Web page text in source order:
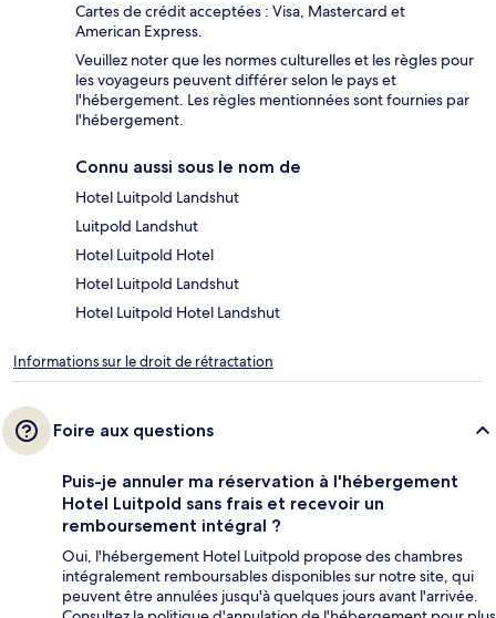
Cartes de crédit acceptées : Visa, Mastercard et
American Express.
Veuillez noter que les normes culturelles et les règles pour
les voyageurs peuvent différer selon le pays et
l'hébergement. Les règles mentionnées sont fournies par
l'hébergement.
Connu aussi sous le nom de
Hotel Luitpold Landshut
Luitpold Landshut
Hotel Luitpold Hotel
Hotel Luitpold Landshut
Hotel Luitpold Hotel Landshut
Informations sur le droit de rétractation
Foire aux questions
Puis-je annuler ma réservation à l'hébergement
Hotel Luitpold sans frais et recevoir un
remboursement intégral ?
Oui, l'hébergement Hotel Luitpold propose des chambres
intégralement remboursables disponibles sur notre site, qui
peuvent être annulées jusqu'à quelques jours avant l'arrivée.